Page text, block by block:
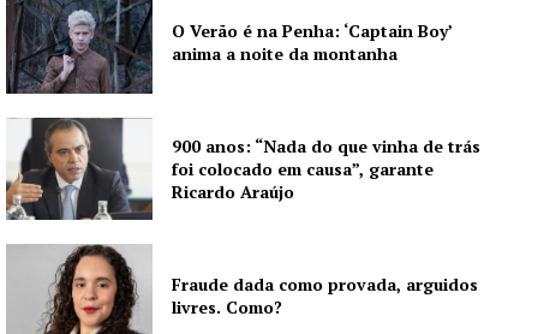
O Verão é na Penha: ‘Captain Boy’
anima a noite da montanha
900 anos: “Nada do que vinha de trás
foi colocado em causa”, garante
Ricardo Araújo
Fraude dada como provada, arguidos
livres. Como?